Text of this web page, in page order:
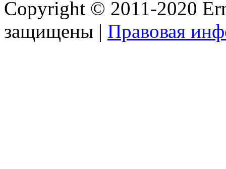
Copyright © 2011-2020
защищены | Правовая